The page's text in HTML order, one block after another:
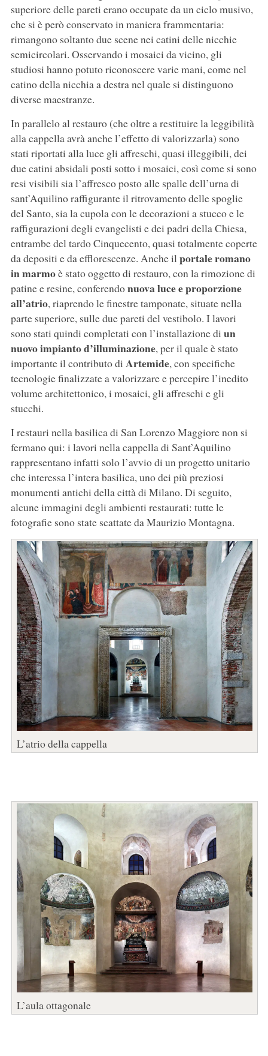
superiore delle pareti erano occupate da un ciclo musivo,
che si è però conservato in maniera frammentaria:
rimangono soltanto due scene nei catini delle nicchie
semicircolari. Osservando i mosaici da vicino, gli
studiosi hanno potuto riconoscere varie mani, come nel
catino della nicchia a destra nel quale si distinguono
diverse maestranze.
In parallelo al restauro (che oltre a restituire la leggibilità
alla cappella avrà anche l’effetto di valorizzarla) sono
stati riportati alla luce gli affreschi, quasi illeggibili, dei
due catini absidali posti sotto i mosaici, così come si sono
resi visibili sia l’affresco posto alle spalle dell’urna di
sant’Aquilino raffigurante il ritrovamento delle spoglie
del Santo, sia la cupola con le decorazioni a stucco e le
raffigurazioni degli evangelisti e dei padri della Chiesa,
entrambe del tardo Cinquecento, quasi totalmente coperte
da depositi e da efflorescenze. Anche ilportale romano
in marmoè stato oggetto di restauro, con la rimozione di
patine e resine, conferendonuova luce e proporzione
all’atrio, riaprendo le finestre tamponate, situate nella
parte superiore, sulle due pareti del vestibolo. I lavori
sono stati quindi completati con l’installazione di un
nuovo impianto d’illuminazione, per il quale è stato
importante il contributo di Artemide, con specifiche
tecnologie finalizzate a valorizzare e percepire l’inedito
volume architettonico, i mosaici, gli affreschi e gli
stucchi.
I restauri nella basilica di San Lorenzo Maggiore non si
fermano qui: i lavori nella cappella di Sant’Aquilino
rappresentano infatti solo l’avvio di un progetto unitario
che interessa l’intera basilica, uno dei più preziosi
monumenti antichi della città di Milano. Di seguito,
alcune immagini degli ambienti restaurati: tutte le
fotografie sono state scattate da Maurizio Montagna.
L’atrio della cappella
L’aula ottagonale